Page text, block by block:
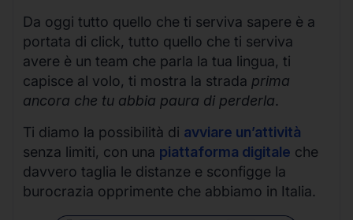
Da oggi tutto quello che ti serviva sapere è a
portata di click, tutto quello che ti serviva
avere è un team che parla la tua lingua, ti
capisce al volo, ti mostra la strada prima
ancora che tu abbia paura di perderla.
Ti diamo la possibilità di avviare un’attività
senza limiti, con una piattaforma digitale che
davvero taglia le distanze e sconfigge la
burocrazia opprimente che abbiamo in Italia.